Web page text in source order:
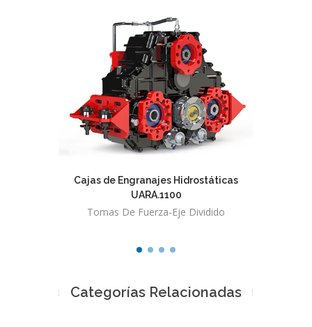
Cajas de Engranajes Hidrostáticas
UARA.1100
Tomas De Fuerza-Eje Dividido
Categorías Relacionadas